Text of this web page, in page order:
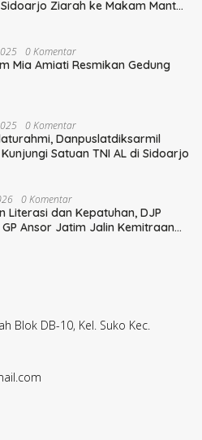
Ziarah ke Makam Mantan
0 Komentar
Mia Amiati Resmikan Gedung
0 Komentar
Danpuslatdiksarmil
Satuan TNI AL di Sidoarjo
0 Komentar
Literasi dan Kepatuhan, DJP
Ansor Jatim Jalin Kemitraan
Blok DB-10, Kel. Suko Kec.